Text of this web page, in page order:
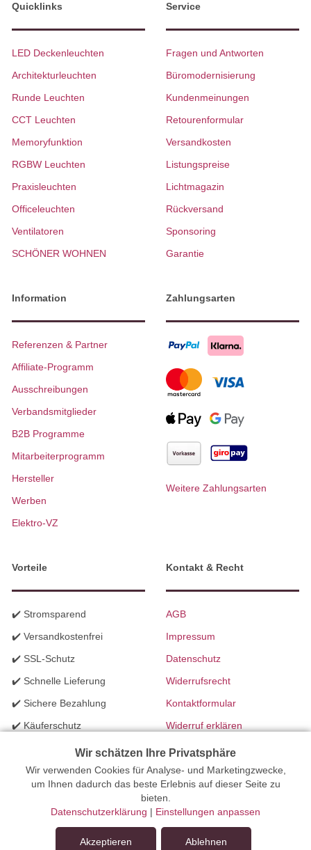
Quicklinks
LED Deckenleuchten
Architekturleuchten
Runde Leuchten
CCT Leuchten
Memoryfunktion
RGBW Leuchten
Praxisleuchten
Officeleuchten
Ventilatoren
SCHÖNER WOHNEN
Service
Fragen und Antworten
Büromodernisierung
Kundenmeinungen
Retourenformular
Versandkosten
Listungspreise
Lichtmagazin
Rückversand
Sponsoring
Garantie
Information
Referenzen & Partner
Affiliate-Programm
Ausschreibungen
Verbandsmitglieder
B2B Programme
Mitarbeiterprogramm
Hersteller
Werben
Elektro-VZ
Zahlungsarten
Weitere Zahlungsarten
Vorteile
✔️ Stromsparend
✔️ Versandkostenfrei
✔️ SSL-Schutz
✔️ Schnelle Lieferung
✔️ Sichere Bezahlung
✔️ Käuferschutz
✔️ B2B Programm
✔️ Schneller Support
Kontakt & Recht
AGB
Impressum
Datenschutz
Widerrufsrecht
Kontaktformular
Widerruf erklären
Batteriegesetzhinweise
Richtlinien für Werbung
Ihr Onlinefachhandel für Beleuchtung seit 2012 | Erstellt mit
Wir schätzen Ihre Privatsphäre
Wir verwenden Cookies für Analyse- und Marketingzwecke,
um Ihnen dadurch das beste Erlebnis auf dieser Seite zu
bieten.
Datenschutzerklärung | Einstellungen anpassen
Akzeptieren Ablehnen